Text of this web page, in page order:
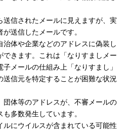
送信されたメールに見えますが、実
送信したメールです。
体や企業などのアドレスに偽装し
きます。これは「なりすましメー
メールの仕組み上「なりすまし」
送信元を特定することが困難な状況
団体等のアドレスが、不審メールの
多数発生しています。
ルにウイルスが含まれている可能性